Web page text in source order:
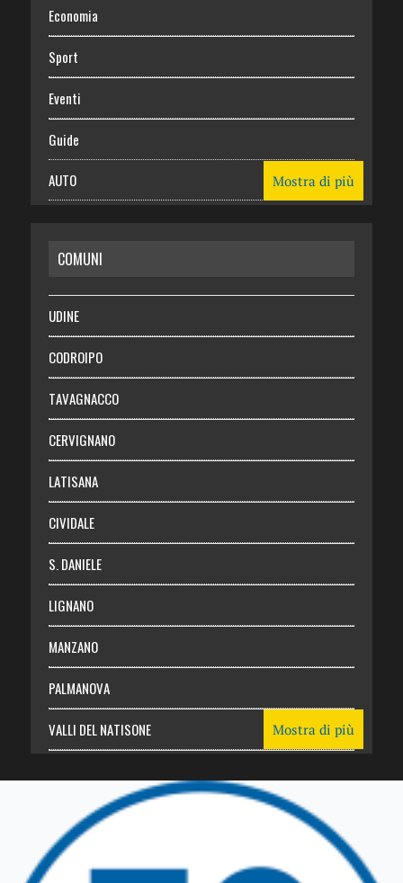
Economia
Sport
Eventi
Guide
AUTO
RISPARMIO
SALUTE
Necrologie
Chi siamo
Abbonati
Login
Mostra di più
COMUNI
UDINE
CODROIPO
TAVAGNACCO
CERVIGNANO
LATISANA
CIVIDALE
S. DANIELE
LIGNANO
MANZANO
PALMANOVA
VALLI DEL NATISONE
TRICESIMO
TARCENTO
Mostra di più